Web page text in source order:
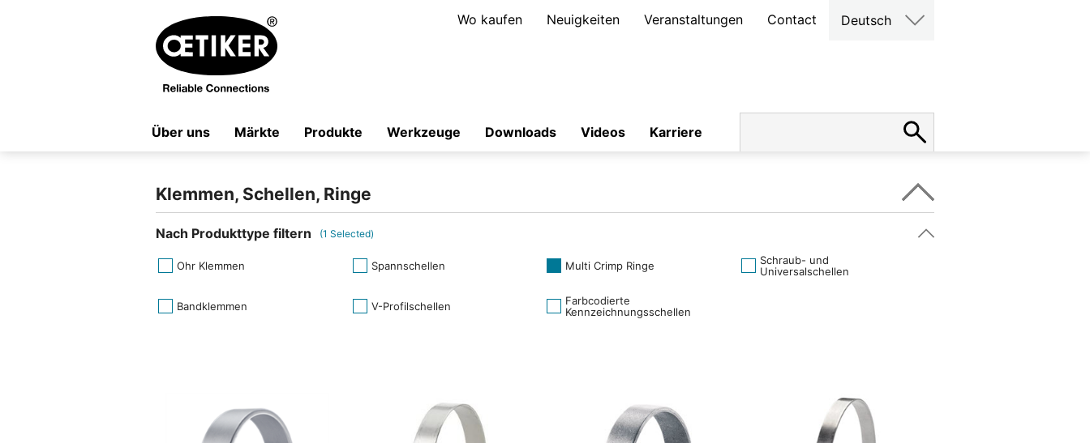
Wo kaufen Neuigkeiten Veranstaltungen Contact Deutsch
Über uns Märkte Produkte Werkzeuge Downloads Videos Karriere
Klemmen, Schellen, Ringe
Nach Produkttype filtern (1 Selected)
Ohr Klemmen Spannschellen Multi Crimp Ringe
Schraub- und
Universalschellen
Bandklemmen V-Profilschellen
Farbcodierte
Kennzeichnungsschellen